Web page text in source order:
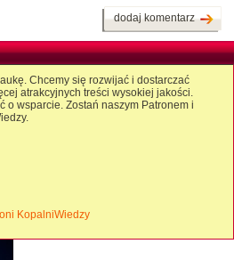
dodaj komentarz
Chcemy się rozwijać i dostarczać
atrakcyjnych treści wysokiej jakości.
o wsparcie. Zostań naszym Patronem i
KopalniWiedzy